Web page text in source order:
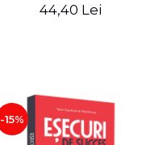
44,40 Lei
-15%